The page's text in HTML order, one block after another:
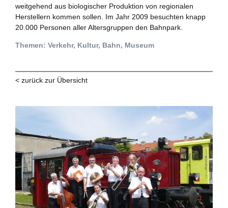
weitgehend aus biologischer Produktion von regionalen
Herstellern kommen sollen. Im Jahr 2009 besuchten knapp
20.000 Personen aller Altersgruppen den Bahnpark.
Themen: Verkehr, Kultur, Bahn, Museum
< zurück zur Übersicht